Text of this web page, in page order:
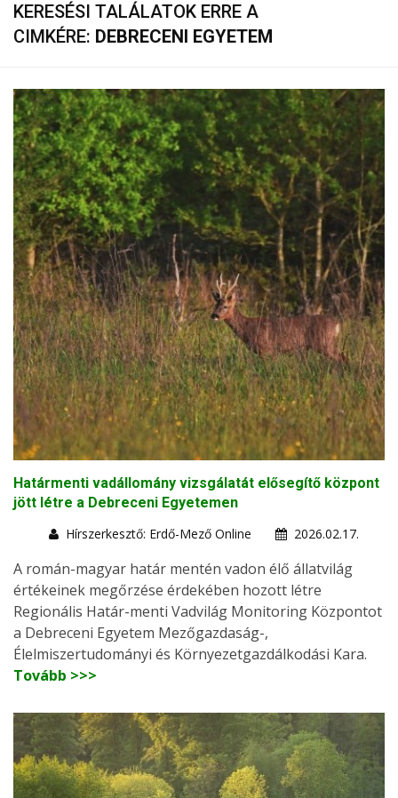
KERESÉSI TALÁLATOK ERRE A
CIMKÉRE: DEBRECENI EGYETEM
Határmenti vadállomány vizsgálatát elősegítő központ
jött létre a Debreceni Egyetemen
Hírszerkesztő: Erdő-Mező Online
2026.02.17.
A román-magyar határ mentén vadon élő állatvilág
értékeinek megőrzése érdekében hozott létre
Regionális Határ-menti Vadvilág Monitoring Központot
a Debreceni Egyetem Mezőgazdaság-,
Élelmiszertudományi és Környezetgazdálkodási Kara.
Tovább >>>